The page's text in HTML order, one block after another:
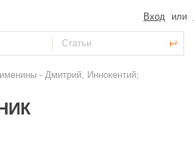
Вход или
- Дмитрий, Иннокентий;